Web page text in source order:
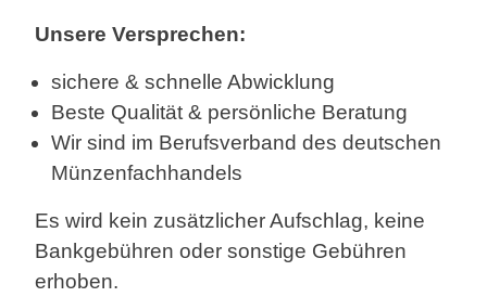
Unsere Versprechen:
sichere & schnelle Abwicklung
Beste Qualität & persönliche Beratung
Wir sind im Berufsverband des deutschen
Münzenfachhandels
Es wird kein zusätzlicher Aufschlag, keine
Bankgebühren oder sonstige Gebühren
erhoben.